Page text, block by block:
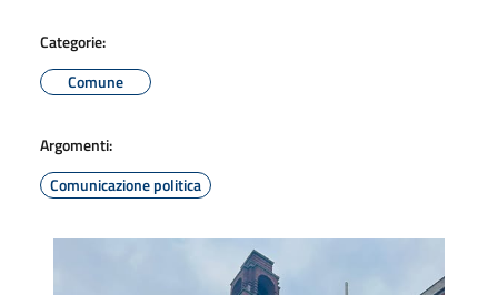
Categorie:
Comune
Argomenti:
Comunicazione politica